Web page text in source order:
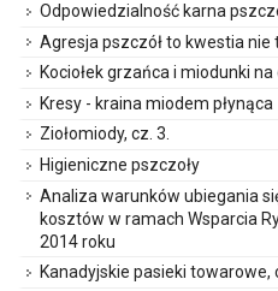
Odpowiedzialność karna
Agresja pszczół to kwestia nie
Kociołek grzańca i miodunki
Kresy - kraina miodem płynąca
Ziołomiody, cz. 3.
Higieniczne pszczoły
Analiza warunków ubiegania
kosztów w ramach Wsparcia
2014 roku
Kanadyjskie pasieki towarowe,